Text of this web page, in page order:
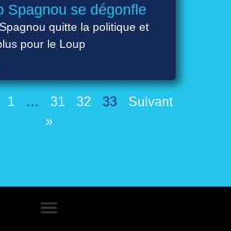
Spagnou se dégonfle
quitte la politique et
pour le Loup
1 … 31 32 33
Suivant
»